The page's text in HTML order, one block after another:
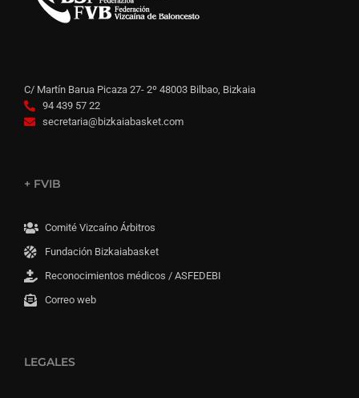
C/ Martín Barua Picaza 27- 2º 48003 Bilbao, Bizkaia
94 439 57 22
secretaria@bizkaiabasket.com
+ FVIB
Comité Vizcaíno Árbitros
Fundación Bizkaiabasket
Reconocimientos médicos / ASFEDEBI
Correo web
LEGALES